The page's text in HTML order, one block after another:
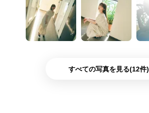
すべての写真を見る(12件)